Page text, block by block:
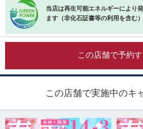
当店は再生可能エネルギーにより
ます（非化石証書等の利用を含む）
この店舗で予約
この店舗で実施中のキ